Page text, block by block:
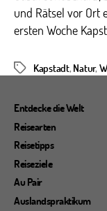
und Rätsel vor Ort
ersten Woche
Schlagwörter
Kapstadt, Natur,
Entdecke die Welt
Reisearten
Reisetipps
Reiseziele
Au Pair
Auslandspraktikum